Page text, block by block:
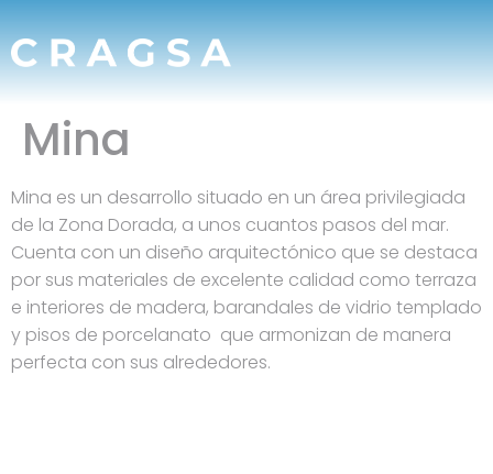
Mina
Mina es un desarrollo situado en un área privilegiada
de la Zona Dorada, a unos cuantos pasos del mar.
Cuenta con un diseño arquitectónico que se destaca
por sus materiales de excelente calidad como terraza
e interiores de madera, barandales de vidrio templado
y pisos de porcelanato que armonizan de manera
perfecta con sus alrededores.